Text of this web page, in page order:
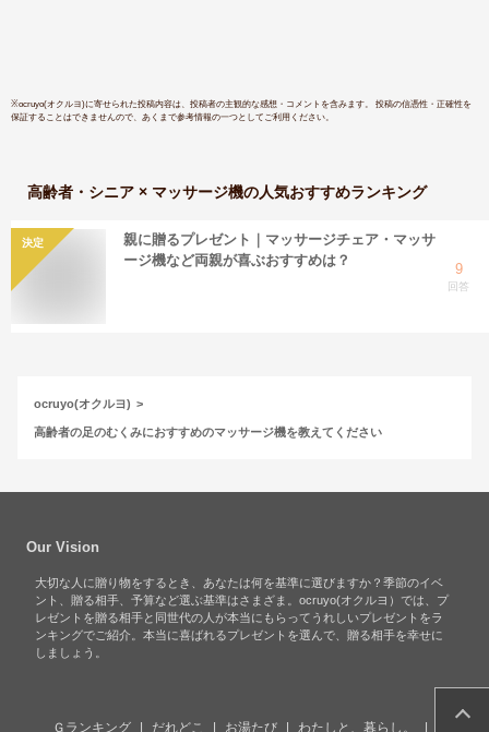
改善
クスルル
※ocruyo(オクルヨ)に寄せられた投稿内容は、投稿者の主観的な感想・コメントを含みます。 投稿の信憑性・正確性を
保証することはできませんので、あくまで参考情報の一つとしてご利用ください。
高齢者・シニア × マッサージ機の人気おすすめランキング
決定
親に贈るプレゼント｜マッサージチェア・マッサ
ージ機など両親が喜ぶおすすめは？
9
回答
ocruyo(オクルヨ)
高齢者の足のむくみにおすすめのマッサージ機を教えてください
Our Vision
大切な人に贈り物をするとき、あなたは何を基準に選びますか？季節のイベ
ント、贈る相手、予算など選ぶ基準はさまざま。ocruyo(オクルヨ）では、プ
レゼントを贈る相手と同世代の人が本当にもらってうれしいプレゼントをラ
ンキングでご紹介。本当に喜ばれるプレゼントを選んで、贈る相手を幸せに
しましょう。
Ｇランキング だれどこ お湯たび わたしと、暮らし。